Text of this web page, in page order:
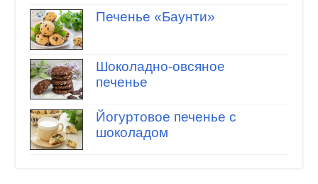
Печенье «Баунти»
Шоколадно-овсяное
печенье
Йогуртовое печенье с
шоколадом